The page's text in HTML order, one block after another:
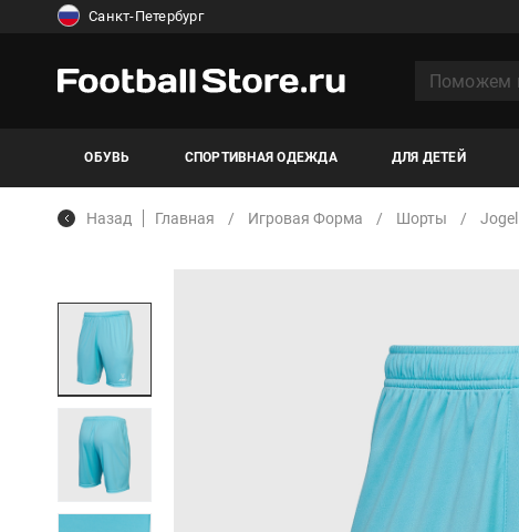
Санкт-Петербург
ОБУВЬ СПОРТИВНАЯ ОДЕЖДА ДЛЯ ДЕТЕЙ
Назад Главная Игровая Форма Шорты Jogel